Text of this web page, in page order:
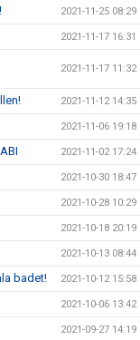
2021-11-25 08:29
2021-11-17 16:31
2021-11-17 11:32
2021-11-12 14:35
2021-11-06 19:18
2021-11-02 17:24
2021-10-30 18:47
2021-10-28 10:29
2021-10-18 20:19
2021-10-13 08:44
badet! 2021-10-12 15:58
2021-10-06 13:42
2021-09-27 14:19